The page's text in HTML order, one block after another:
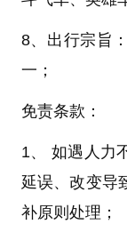
8、 出行宗旨
一 ；
免责条款：
1、 如遇人力
延误、改变导
补原则处理；